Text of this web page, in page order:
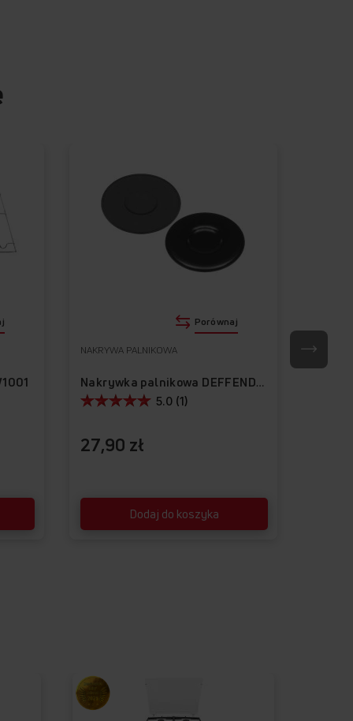
27,90 zł
NAKRYWA PALNIKOWA
Nakrywka palnikowa DEFFENDI-04
Dodaj do koszyka
5.0 (1)
Porównaj